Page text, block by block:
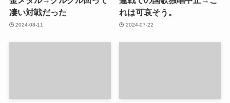
凄い対戦だった
2024-08-11
れは可哀そう。
2024-07-22